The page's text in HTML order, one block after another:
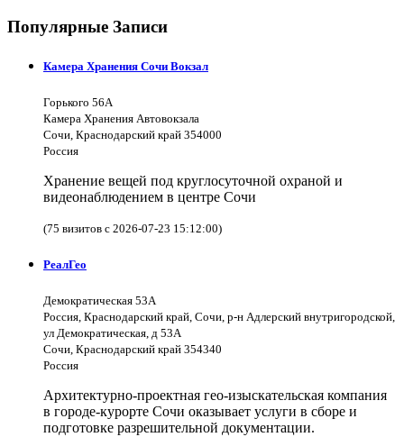
Популярные Записи
Камера Хранения Сочи Вокзал
Горького 56А
Камера Хранения Автовокзала
Сочи, Краснодарский край 354000
Россия
Хранение вещей под круглосуточной охраной и
видеонаблюдением в центре Сочи
(75 визитов с 2026-07-23 15:12:00)
РеалГео
Демократическая 53А
Россия, Краснодарский край, Сочи, р-н Адлерский внутригородской,
ул Демократическая, д 53А
Сочи, Краснодарский край 354340
Россия
Архитектурно-проектная гео-изыскательская компания
в городе-курорте Сочи оказывает услуги в сборе и
подготовке разрешительной документации.